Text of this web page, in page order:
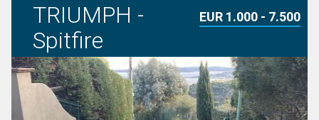
EUR 1.000 - 7.500
TRIUMPH -
Spitfire